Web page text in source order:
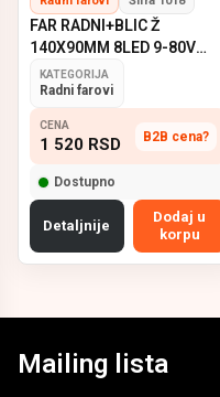
FAR RADNI+BLIC Ž
140X90MM 8LED 9-80V
EMARK
KATEGORIJA
Radni farovi
CENA
1 520 RSD B2B cena?
Dostupno
Detaljnije
Dodaj u
korpu
Mailing lista